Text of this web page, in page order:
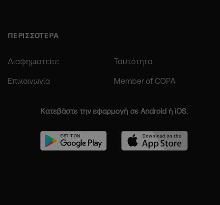
ΠΕΡΙΣΣΟΤΕΡΑ
Διαφημιστείτε Ταυτότητα
Επικοινωνία Member of COPA
Κατεβάστε την εφαρμογή σε Android ή iOS.